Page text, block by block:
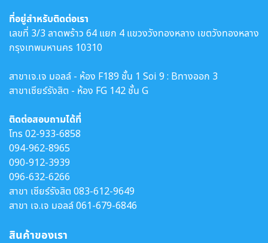
ที่อยู่สำหรับติดต่อเรา
เลขที่ 3/3 ลาดพร้าว 64 แยก 4 แขวงวังทองหลาง เขตวังทองหลาง
กรุงเทพมหานคร 10310
สาขาเจ.เจ มอลล์ - ห้อง F189 ชั้น 1 Soi 9 : Bทางออก 3
สาขาเซียร์รังสิต - ห้อง FG 142 ชั้น G
ติดต่อสอบถามได้ที่
โทร02-933-6858
094-962-8965
090-912-3939
096-632-6266
สาขา เซียร์รังสิต 083-612-9649
สาขา เจ.เจ มอลล์061-679-6846
สินค้าของเรา